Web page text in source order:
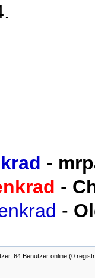
-
-
-
64 Benutzer online (0